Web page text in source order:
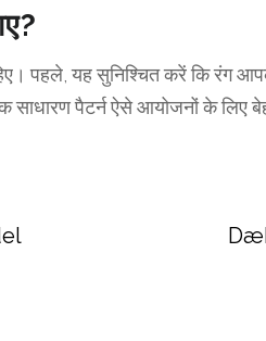
पहले, यह सुनिश्चित करें कि रंग
पैटर्न ऐसे आयोजनों के लिए